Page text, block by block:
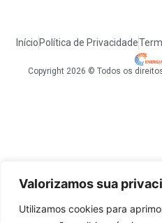
Valorizamos sua
Utilizamos cookies para
Início Política de Privacidade
Copyright 2026 © Todos os